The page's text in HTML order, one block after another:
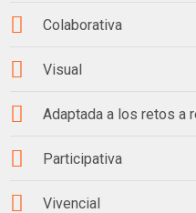
Colaborativa
Visual
Adaptada a los retos a
Participativa
Vivencial